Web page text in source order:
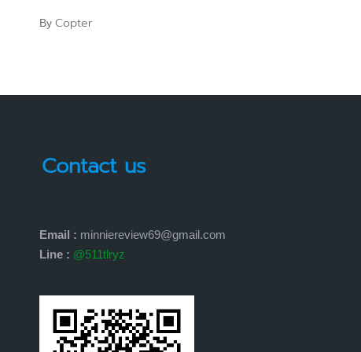
Posted
By Copter
Contact us
Email : minniereview69@gmail.com
Line : @511tlryz